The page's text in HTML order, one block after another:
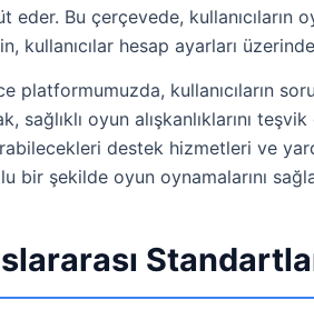
eder. Bu çerçevede, kullanıcıların
kullanıcılar hesap ayarları
platformumuzda, kullanıcıların
sağlıklı oyun alışkanlıklarını
destek hizmetleri ve
bir şekilde oyun oynamalarını